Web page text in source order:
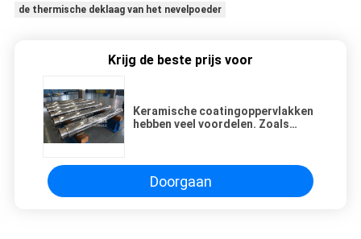
de thermische deklaag van het nevelpoeder
Krijg de beste prijs voor
Keramische coatingoppervlakken
hebben veel voordelen. Zoals
corrosiebestendigheid,
zoutnevelbestendigheid. Het
effect is veel beter dan bij gewoon
galvaniseren.
Doorgaan